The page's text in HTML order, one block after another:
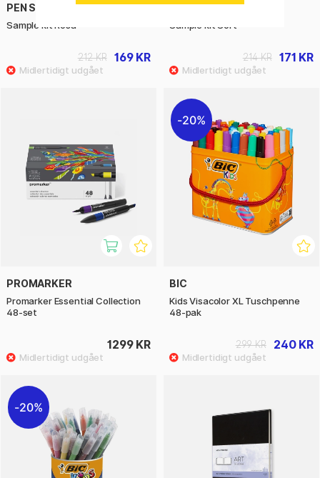
PEN STORE
Sample kit Rosa
169 KR
212 KR
PEN STORE
Sample kit Sort
171 KR
214 KR
PROMARKER
Promarker Essential Collection
48-set
1299 KR
20%
BIC
Kids Visacolor XL Tuschpenne
48-pak
240 KR
299 KR
20%